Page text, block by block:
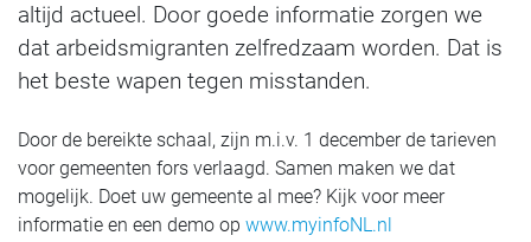
altijd actueel. Door goede informatie zorgen we
dat arbeidsmigranten zelfredzaam worden. Dat is
het beste wapen tegen misstanden.
Door de bereikte schaal, zijn m.i.v. 1 december de tarieven
voor gemeenten fors verlaagd. Samen maken we dat
mogelijk. Doet uw gemeente al mee? Kijk voor meer
informatie en een demo op www.myinfoNL.nl